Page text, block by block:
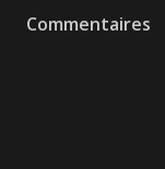
Commentaires